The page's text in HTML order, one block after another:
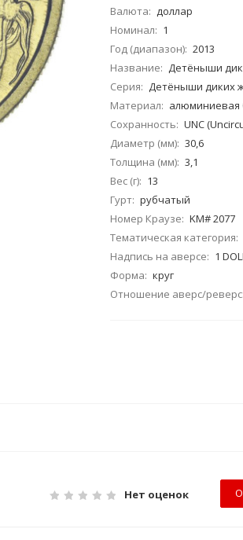
Валюта: доллар
Номинал: 1
Год (диапазон): 2013
Название: Детёныши
Серия: Детёныши диких
Материал: алюминиевая
Сохранность: UNC
Диаметр (мм): 30,6
Толщина (мм): 3,1
Вес (г): 13
Гурт: рубчатый
Номер Краузе: KM# 2077
Тематическая категория:
Надпись на аверсе: 1
Форма: круг
Отношение аверс/реверс:
Нет оценок